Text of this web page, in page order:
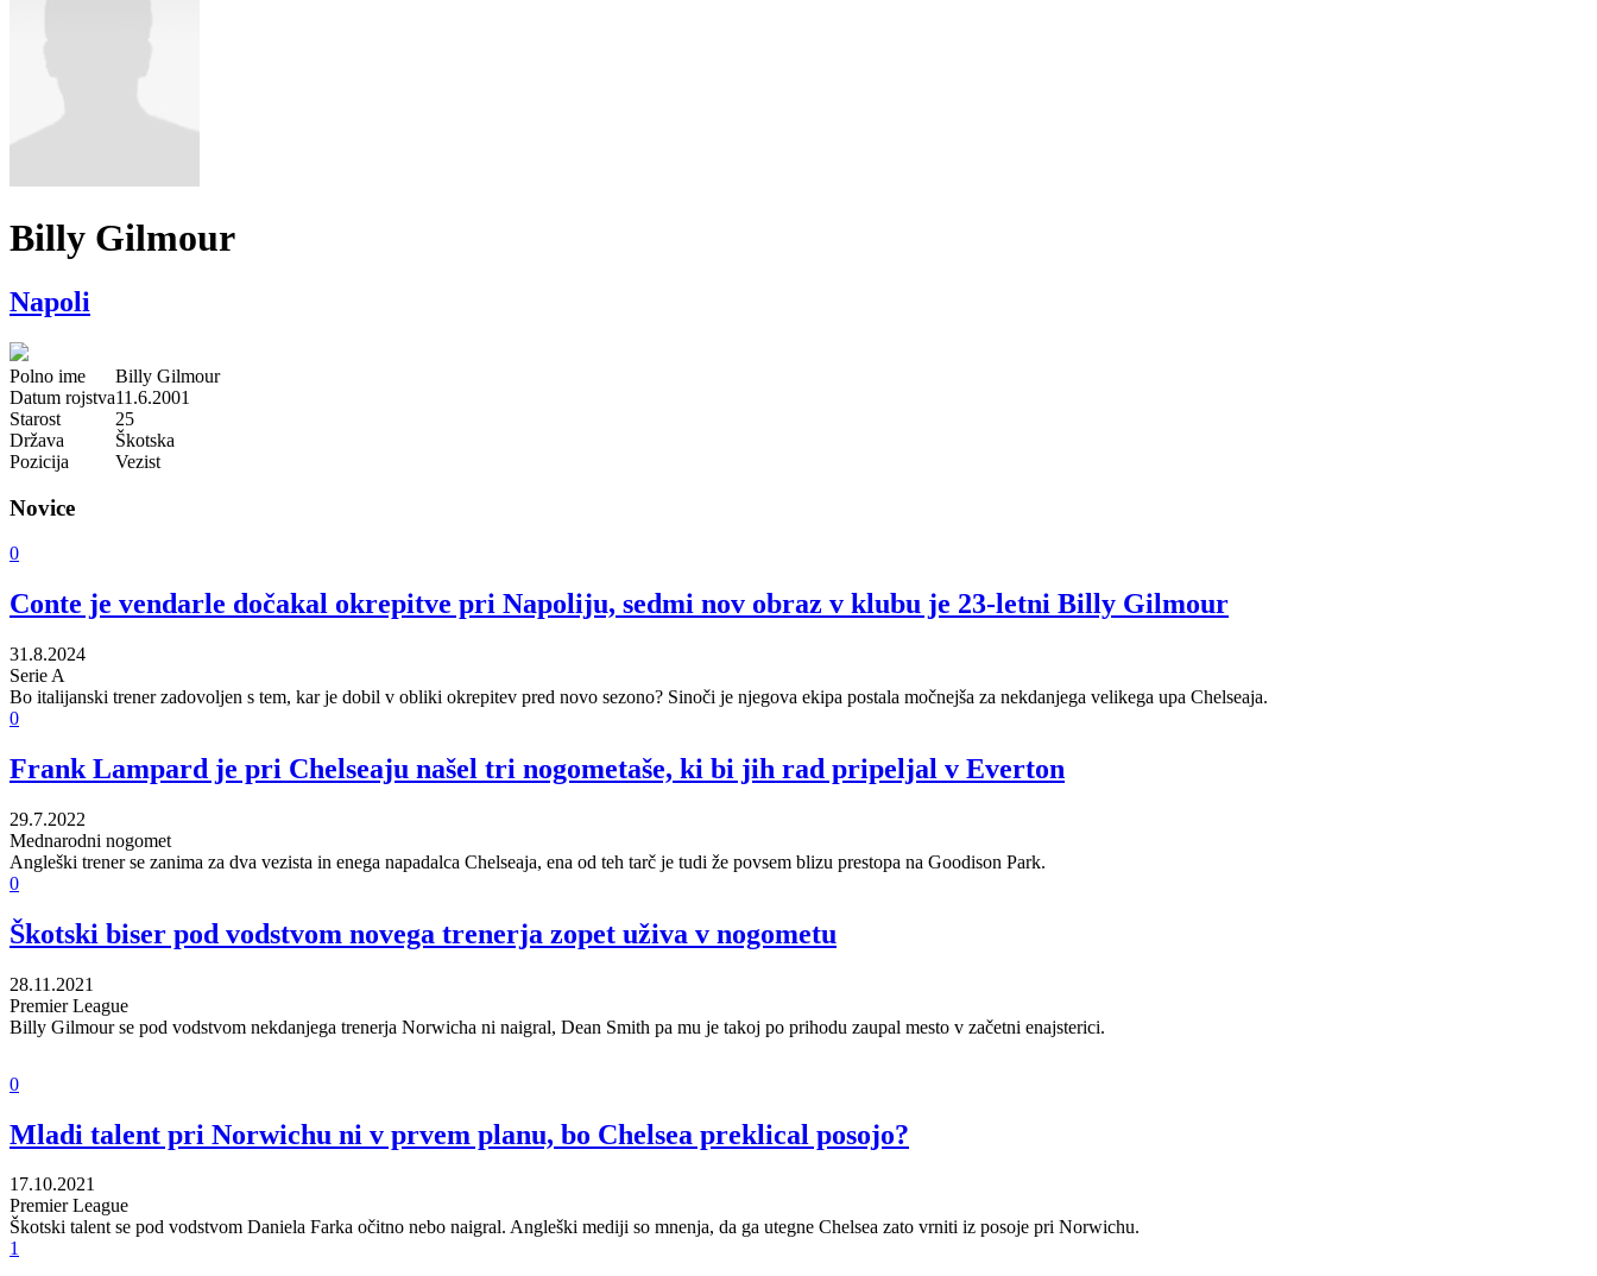
Billy Gilmour
Napoli
Polno ime
Billy Gilmour
Datum rojstva11.6.2001
Starost
25
Država
Škotska
Pozicija
Vezist
Novice
0
Conte je vendarle dočakal okrepitve pri Napoliju, sedmi nov obraz v klubu je 23-letni Billy Gilmour
31.8.2024
Serie A
Bo italijanski trener zadovoljen s tem, kar je dobil v obliki okrepitev pred novo sezono? Sinoči je njegova ekipa postala močnejša za nekdanjega velikega upa Chelseaja.
0
Frank Lampard je pri Chelseaju našel tri nogometaše, ki bi jih rad pripeljal v Everton
29.7.2022
Mednarodni nogomet
Angleški trener se zanima za dva vezista in enega napadalca Chelseaja, ena od teh tarč je tudi že povsem blizu prestopa na Goodison Park.
0
Škotski biser pod vodstvom novega trenerja zopet uživa v nogometu
28.11.2021
Premier League
Billy Gilmour se pod vodstvom nekdanjega trenerja Norwicha ni naigral, Dean Smith pa mu je takoj po prihodu zaupal mesto v začetni enajsterici.
0
Mladi talent pri Norwichu ni v prvem planu, bo Chelsea preklical posojo?
17.10.2021
Premier League
Škotski talent se pod vodstvom Daniela Farka očitno nebo naigral. Angleški mediji so mnenja, da ga utegne Chelsea zato vrniti iz posoje pri Norwichu.
1